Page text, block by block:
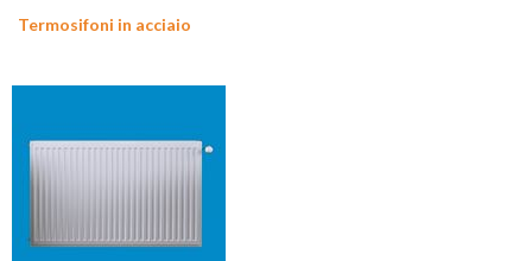
Termosifoni in acciaio